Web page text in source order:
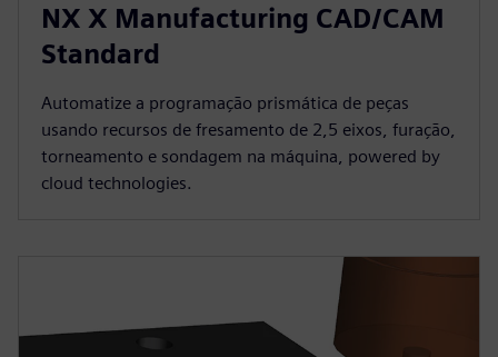
NX X Manufacturing CAD/CAM
Standard
Automatize a programação prismática de peças
usando recursos de fresamento de 2,5 eixos, furação,
torneamento e sondagem na máquina, powered by
cloud technologies.